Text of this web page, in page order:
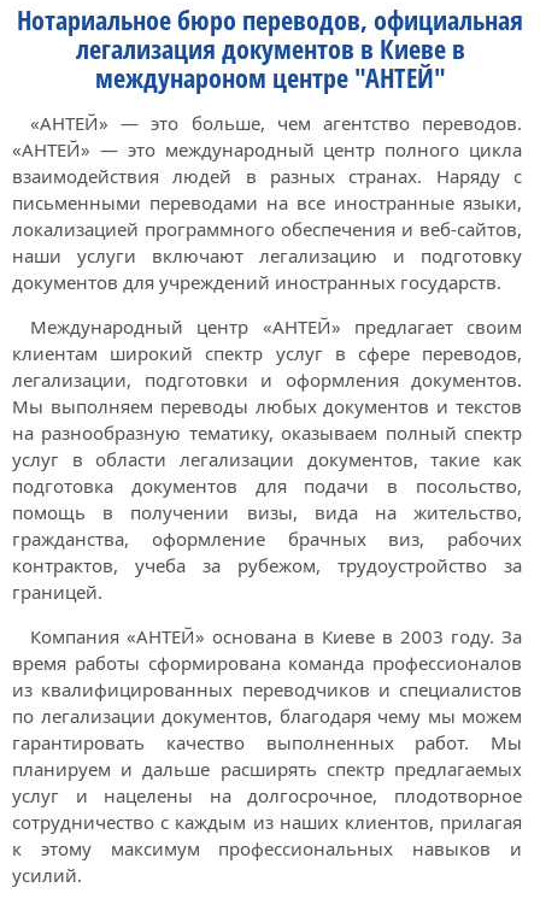
Нотариальное бюро переводов, официальная
легализация документов в Киеве в
междунароном центре "АНТЕЙ"
«АНТЕЙ» — это больше, чем агентство переводов.
«АНТЕЙ» — это международный центр полного цикла
взаимодействия людей в разных странах. Наряду с
письменными переводами на все иностранные языки,
локализацией программного обеспечения и веб-сайтов,
наши услуги включают легализацию и подготовку
документов для учреждений иностранных государств.
Международный центр «АНТЕЙ» предлагает своим
клиентам широкий спектр услуг в сфере переводов,
легализации, подготовки и оформления документов.
Мы выполняем переводы любых документов и текстов
на разнообразную тематику, оказываем полный спектр
услуг в области легализации документов, такие как
подготовка документов для подачи в посольство,
помощь в получении визы, вида на жительство,
гражданства, оформление брачных виз, рабочих
контрактов, учеба за рубежом, трудоустройство за
границей.
Компания «АНТЕЙ» основана в Киеве в 2003 году. За
время работы сформирована команда профессионалов
из квалифицированных переводчиков и специалистов
по легализации документов, благодаря чему мы можем
гарантировать качество выполненных работ. Мы
планируем и дальше расширять спектр предлагаемых
услуг и нацелены на долгосрочное, плодотворное
сотрудничество с каждым из наших клиентов, прилагая
к этому максимум профессиональных навыков и
усилий.